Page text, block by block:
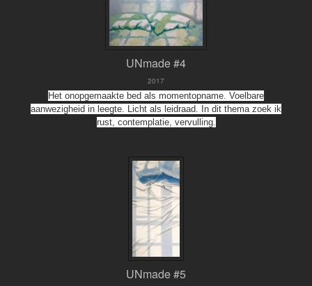
UNmade #4
2017
Het onopgemaakte bed als momentopname. Voelbare
aanwezigheid in leegte. Licht als leidraad. In dit thema zoek ik
rust, contemplatie, vervulling.
UNmade #5